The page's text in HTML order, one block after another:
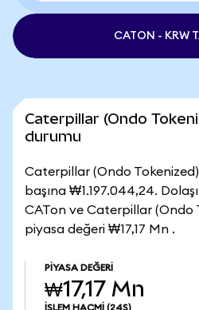
CATON - KRW
Caterpillar (Ondo
durumu
Caterpillar (Ondo
başına ₩1.197.044,24.
CATon ve Caterpillar (Ondo
piyasa değeri ₩17,17 Mn .
PIYASA DEĞERI
₩17,17 Mn
İŞLEM HACMI (24S)